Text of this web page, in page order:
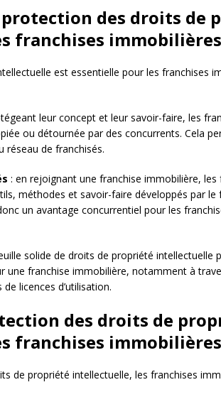
protection des droits de
franchises immobilières
est essentielle pour les franchises
leur concept et leur savoir-faire, les
ou détournée par des concurrents. Cela
réseau de franchisés.
: en rejoignant une franchise immobilière, les
méthodes et savoir-faire développés par le
un avantage concurrentiel pour les
solide de droits de propriété intellectuelle
une franchise immobilière, notamment à
licences d’utilisation.
des droits de
franchises immobilières
de propriété intellectuelle, les franchises